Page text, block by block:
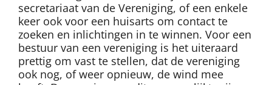
secretariaat van de Vereniging, of een enkele
keer ook voor een huisarts om contact te
zoeken en inlichtingen in te winnen. Voor een
bestuur van een vereniging is het uiteraard
prettig om vast te stellen, dat de vereniging
ook nog, of weer opnieuw, de wind mee